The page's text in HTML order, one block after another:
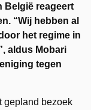
België reageert
“Wij hebben al
het regime in
aldus Mobari
tegen
gepland bezoek